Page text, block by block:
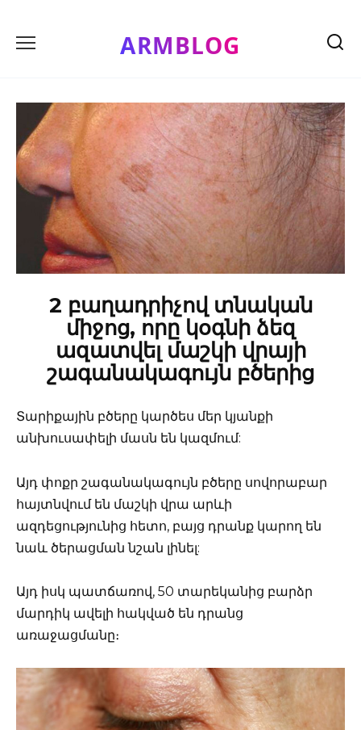
content
ARMBLOG
2 բաղադրիչով տնական
միջոց, որը կօգնի ձեզ
ազատվել մաշկի վրայի
շագանակագույն բծերից
Տարիքային բծերը կարծես մեր կյանքի
անխուսափելի մասն են կազմում:
Այդ փոքր շագանակագույն բծերը սովորաբար
հայտնվում են մաշկի վրա արևի
ազդեցությունից հետո, բայց դրանք կարող են
նաև ծերացման նշան լինել:
Այդ իսկ պատճառով, 50 տարեկանից բարձր
մարդիկ ավելի հակված են դրանց
առաջացմանը։